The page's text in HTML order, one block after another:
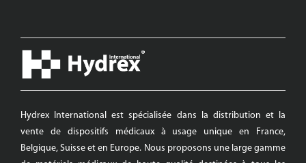
Hydrex International est spécialisée dans la distribution et la
vente de dispositifs médicaux à usage unique en France,
Belgique, Suisse et en Europe. Nous proposons une large gamme